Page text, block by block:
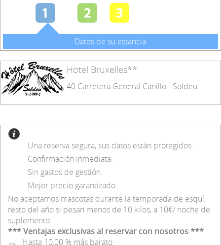
Datos de su estancia
Hotel Bruxelles**
40 Carretera General Canillo - Soldeu
Una reserva segura, sus datos están protegidos.
Confirmación inmediata.
Sin gastos de gestión.
Mejor precio garantizado.
No aceptamos mascotas durante la temporada de esquí,
resto del año si pesan menos de 10 kilos, a 10€/ noche de
suplemento.
*** Ventajas exclusivas al reservar con nosotros ***
Hasta 10,00 % más barato